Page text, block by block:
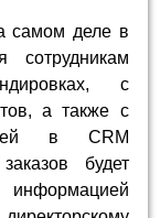
самом деле в
сотрудникам
с
а также с
в CRM
будет